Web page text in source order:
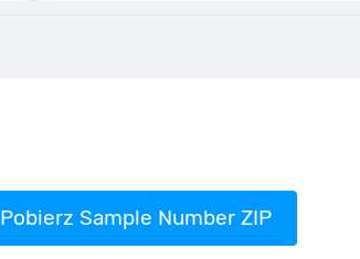
Pobierz Sample Number ZIP